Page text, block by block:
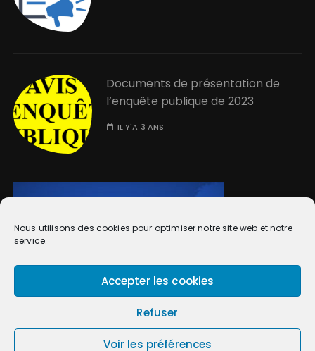
Nous utilisons des cookies pour optimiser notre site web et notre
service.
Accepter les cookies
Refuser
Voir les préférences
Documents de présentation de
l’enquête publique de 2023
IL Y'A 3 ANS